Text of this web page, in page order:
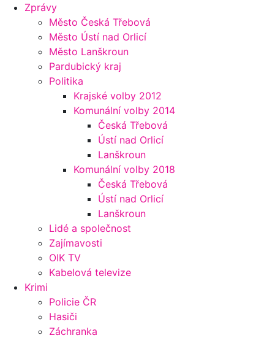
Zprávy
Město Česká Třebová
Město Ústí nad Orlicí
Město Lanškroun
Pardubický kraj
Politika
Krajské volby 2012
Komunální volby 2014
Česká Třebová
Ústí nad Orlicí
Lanškroun
Komunální volby 2018
Česká Třebová
Ústí nad Orlicí
Lanškroun
Lidé a společnost
Zajímavosti
OIK TV
Kabelová televize
Krimi
Policie ČR
Hasiči
Záchranka